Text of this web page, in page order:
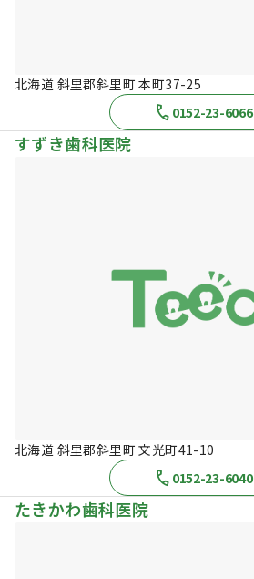
北海道 斜里郡斜里町 本町37-25
0152-23-6066
すずき歯科医院
北海道 斜里郡斜里町 文光町41-10
0152-23-6040
たきかわ歯科医院